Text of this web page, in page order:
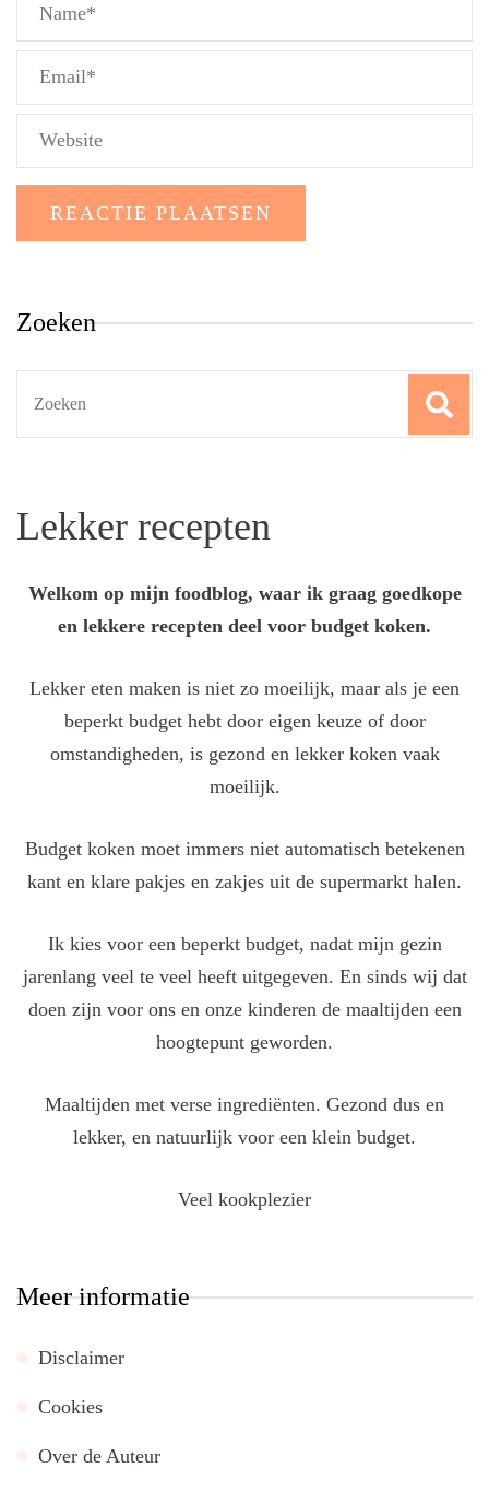
Zoeken
Lekker recepten
Welkom op mijn foodblog, waar ik graag goedkope
en lekkere recepten deel voor budget koken.
Lekker eten maken is niet zo moeilijk, maar als je een
beperkt budget hebt door eigen keuze of door
omstandigheden, is gezond en lekker koken vaak
moeilijk.
Budget koken moet immers niet automatisch betekenen
kant en klare pakjes en zakjes uit de supermarkt halen.
Ik kies voor een beperkt budget, nadat mijn gezin
jarenlang veel te veel heeft uitgegeven. En sinds wij dat
doen zijn voor ons en onze kinderen de maaltijden een
hoogtepunt geworden.
Maaltijden met verse ingrediënten. Gezond dus en
lekker, en natuurlijk voor een klein budget.
Veel kookplezier
Meer informatie
Disclaimer
Cookies
Over de Auteur